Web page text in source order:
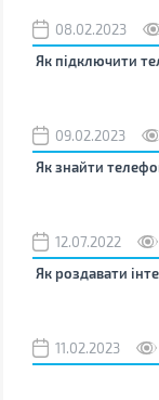
08.02.2023
Як підключити
09.02.2023
Як знайти
12.07.2022
Як роздавати
11.02.2023